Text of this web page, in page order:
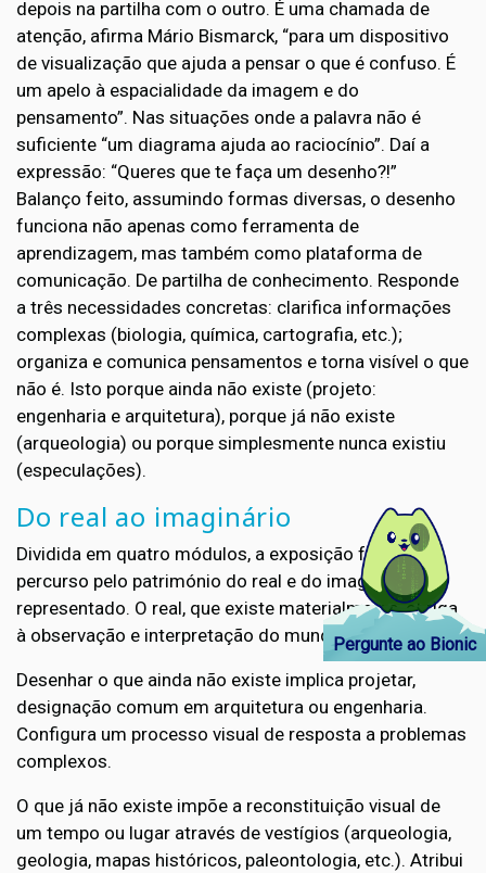
depois na partilha com o outro. É uma chamada de
atenção, afirma Mário Bismarck, “para um dispositivo
de visualização que ajuda a pensar o que é confuso. É
um apelo à espacialidade da imagem e do
pensamento”. Nas situações onde a palavra não é
suficiente “um diagrama ajuda ao raciocínio”. Daí a
expressão: “Queres que te faça um desenho?!”
Balanço feito, assumindo formas diversas, o desenho
funciona não apenas como ferramenta de
aprendizagem, mas também como plataforma de
comunicação. De partilha de conhecimento. Responde
a três necessidades concretas: clarifica informações
complexas (biologia, química, cartografia, etc.);
organiza e comunica pensamentos e torna visível o que
não é. Isto porque ainda não existe (projeto:
engenharia e arquitetura), porque já não existe
(arqueologia) ou porque simplesmente nunca existiu
(especulações).
Do real ao imaginário
Dividida em quatro módulos, a exposição faz um
percurso pelo património do real e do imaginário
representado. O real, que existe materialmente, obriga
à observação e interpretação do mundo visível.
Desenhar o que ainda não existe implica projetar,
designação comum em arquitetura ou engenharia.
Configura um processo visual de resposta a problemas
complexos.
O que já não existe impõe a reconstituição visual de
um tempo ou lugar através de vestígios (arqueologia,
geologia, mapas históricos, paleontologia, etc.). Atribui
Pergunte ao Bionic